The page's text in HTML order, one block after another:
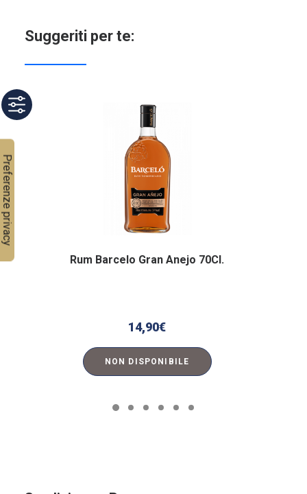
Suggeriti per te:
Rum Barcelo Gran Anejo 70Cl.
14,90€
NON DISPONIBILE